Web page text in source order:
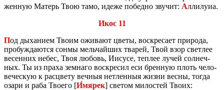
жен­ную Ма­терь Твою тамо, идеже по­бед­но зву­чит: Алли­лу­иа.
Икос 11
Под ды­ха­ни­ем Твоим ожи­ва­ют цветы, вос­кре­са­ет при­ро­да,
про­буж­да­ют­ся сонмы мель­чай­ших тва­рей, Твой взор свет­лее
ве­сен­них небес, Твоя лю­бовь, Иису­се, теп­лее лучей сол­неч­
ных. Ты из праха зем­на­го вос­кре­сил еси брен­ную плоть че­ло­
ве­че­скую к рас­цве­ту веч­ныя нетлен­ныя жизни весны, тогда
озари и раба Тво­е­го [И́мярек] све­том ми­ло­стей Твоих: